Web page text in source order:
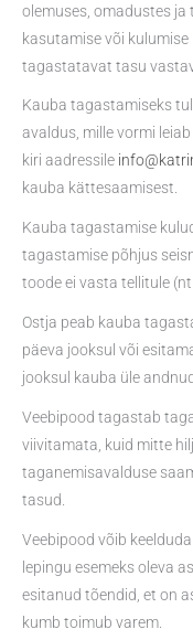
olemuses, omadustes ja
kasutamise või
tagastatavat tasu
Kauba tagastamiseks
avaldus, mille vormi
kiri aadressile
kauba kättesaamisest.
Kauba tagastamise
tagastamise põhjus
toode ei vasta tellitule
Ostja peab kauba
päeva jooksul või
jooksul kauba üle
Veebipood tagastab
viivitamata, kuid mitte
taganemisavalduse
tasud.
Veebipood võib
lepingu esemeks oleva
esitanud tõendid, et on
kumb toimub varem.